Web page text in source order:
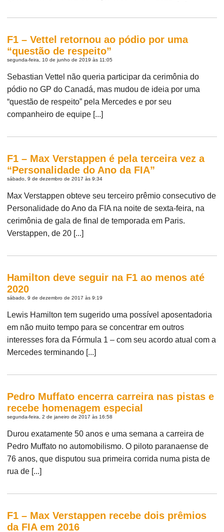
F1 – Vettel retornou ao pódio por uma
“questão de respeito”
segunda-feira, 10 de junho de 2019 às 11:05
Sebastian Vettel não queria participar da cerimônia do
pódio no GP do Canadá, mas mudou de ideia por uma
“questão de respeito” pela Mercedes e por seu
companheiro de equipe [...]
F1 – Max Verstappen é pela terceira vez a
“Personalidade do Ano da FIA”
sábado, 9 de dezembro de 2017 às 9:34
Max Verstappen obteve seu terceiro prêmio consecutivo de
Personalidade do Ano da FIA na noite de sexta-feira, na
cerimônia de gala de final de temporada em Paris.
Verstappen, de 20 [...]
Hamilton deve seguir na F1 ao menos até
2020
sábado, 9 de dezembro de 2017 às 9:19
Lewis Hamilton tem sugerido uma possível aposentadoria
em não muito tempo para se concentrar em outros
interesses fora da Fórmula 1 – com seu acordo atual com a
Mercedes terminando [...]
Pedro Muffato encerra carreira nas pistas e
recebe homenagem especial
segunda-feira, 2 de janeiro de 2017 às 16:58
Durou exatamente 50 anos e uma semana a carreira de
Pedro Muffato no automobilismo. O piloto paranaense de
76 anos, que disputou sua primeira corrida numa pista de
rua de [...]
F1 – Max Verstappen recebe dois prêmios
da FIA em 2016